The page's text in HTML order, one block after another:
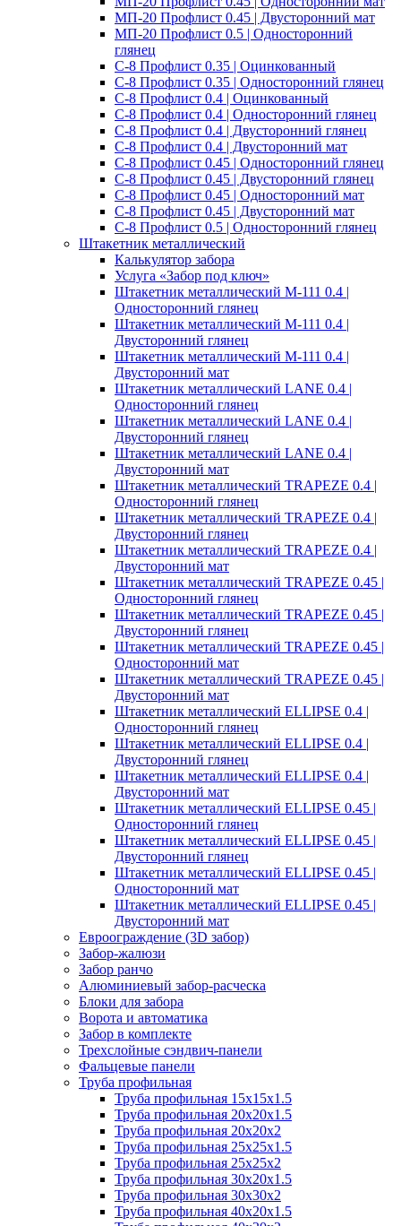
МП-20 Профлист 0.45 | Двусторонний мат
МП-20 Профлист 0.5 | Односторонний
глянец
С-8 Профлист 0.35 | Оцинкованный
С-8 Профлист 0.35 | Односторонний глянец
С-8 Профлист 0.4 | Оцинкованный
С-8 Профлист 0.4 | Односторонний глянец
С-8 Профлист 0.4 | Двусторонний глянец
С-8 Профлист 0.4 | Двусторонний мат
С-8 Профлист 0.45 | Односторонний глянец
С-8 Профлист 0.45 | Двусторонний глянец
С-8 Профлист 0.45 | Односторонний мат
С-8 Профлист 0.45 | Двусторонний мат
С-8 Профлист 0.5 | Односторонний глянец
Штакетник металлический
Калькулятор забора
Услуга «Забор под ключ»
Штакетник металлический M-111 0.4 |
Односторонний глянец
Штакетник металлический M-111 0.4 |
Двусторонний глянец
Штакетник металлический M-111 0.4 |
Двусторонний мат
Штакетник металлический LANE 0.4 |
Односторонний глянец
Штакетник металлический LANE 0.4 |
Двусторонний глянец
Штакетник металлический LANE 0.4 |
Двусторонний мат
Штакетник металлический TRAPEZE 0.4 |
Односторонний глянец
Штакетник металлический TRAPEZE 0.4 |
Двусторонний глянец
Штакетник металлический TRAPEZE 0.4 |
Двусторонний мат
Штакетник металлический TRAPEZE 0.45 |
Односторонний глянец
Штакетник металлический TRAPEZE 0.45 |
Двусторонний глянец
Штакетник металлический TRAPEZE 0.45 |
Односторонний мат
Штакетник металлический TRAPEZE 0.45 |
Двусторонний мат
Штакетник металлический ELLIPSE 0.4 |
Односторонний глянец
Штакетник металлический ELLIPSE 0.4 |
Двусторонний глянец
Штакетник металлический ELLIPSE 0.4 |
Двусторонний мат
Штакетник металлический ELLIPSE 0.45 |
Односторонний глянец
Штакетник металлический ELLIPSE 0.45 |
Двусторонний глянец
Штакетник металлический ELLIPSE 0.45 |
Односторонний мат
Штакетник металлический ELLIPSE 0.45 |
Двусторонний мат
Евроограждение (3D забор)
Забор-жалюзи
Забор ранчо
Алюминиевый забор-расческа
Блоки для забора
Ворота и автоматика
Забор в комплекте
Трехслойные сэндвич-панели
Фальцевые панели
Труба профильная
Труба профильная 15х15х1.5
Труба профильная 20х20х1.5
Труба профильная 20х20х2
Труба профильная 25х25х1.5
Труба профильная 25х25х2
Труба профильная 30х20х1.5
Труба профильная 30х30х2
Труба профильная 40х20х1.5